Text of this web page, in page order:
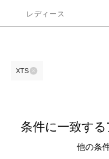
レディース
XTS
条件に一致す
他の条